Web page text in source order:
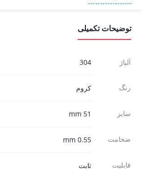
توضیحات تکمیلی
آلیاژ 304
رنگ کروم
سایز 51 mm
ضخامت 0.55 mm
قابلیت ثابت